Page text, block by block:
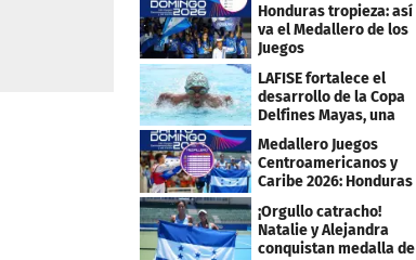
Honduras tropieza: así
va el Medallero de los
Juegos
Centroamericanos y
Caribe 2026
LAFISE fortalece el
desarrollo de la Copa
Delfines Mayas, una
fiesta para la natación
Medallero Juegos
Centroamericanos y
Caribe 2026: Honduras
escala puestos
¡Orgullo catracho!
Natalie y Alejandra
conquistan medalla de